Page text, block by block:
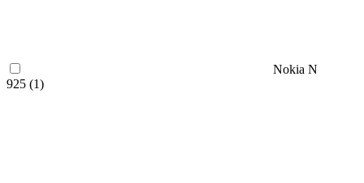
Nokia N
925 (1)